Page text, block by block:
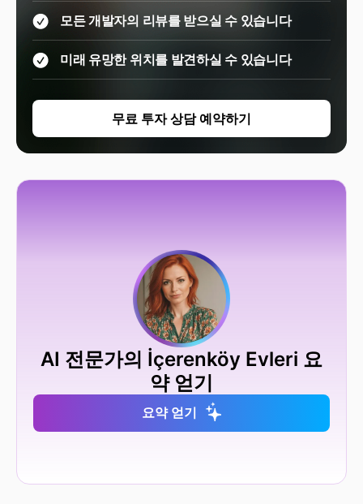
모든 개발자의 리뷰를 받으실 수 있습니다
미래 유망한 위치를 발견하실 수 있습니다
무료 투자 상담 예약하기
AI 전문가의 İçerenköy Evleri 요
약 얻기
요약 얻기